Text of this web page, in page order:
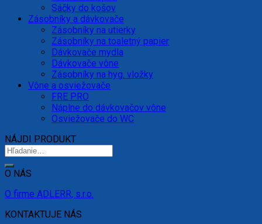
Sáčky do košov
Zásobníky a dávkovače
Zásobníky na utierky
Zásobníky na toaletný papier
Dávkovače mydla
Dávkovače vône
Zásobníky na hyg. vložky
Vône a osviežovače
FRE PRO
Náplne do dávkovačov vône
Osviežovače do WC
NÁJDI PRODUKT
O NÁS
O firme ADLERR, s.r.o.
KONTAKTUJE NÁS